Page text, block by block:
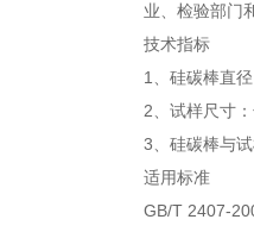
业、检验部门
技术指标
1、硅碳棒直
2、试样尺寸
3、硅碳棒与
适用标准
GB/T 2407-